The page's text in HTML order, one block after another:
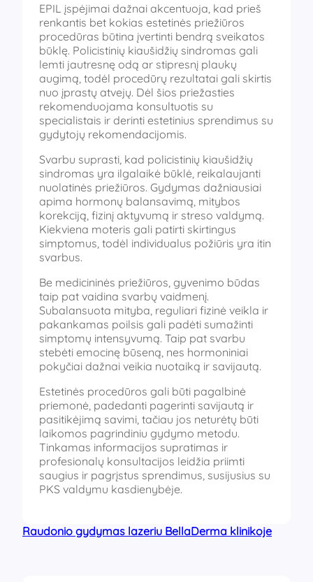
EPIL įspėjimai dažnai akcentuoja, kad prieš
renkantis bet kokias estetinės priežiūros
procedūras būtina įvertinti bendrą sveikatos
būklę. Policistinių kiaušidžių sindromas gali
lemti jautresnę odą ar stipresnį plaukų
augimą, todėl procedūrų rezultatai gali skirtis
nuo įprastų atvejų. Dėl šios priežasties
rekomenduojama konsultuotis su
specialistais ir derinti estetinius sprendimus su
gydytojų rekomendacijomis.
Svarbu suprasti, kad policistinių kiaušidžių
sindromas yra ilgalaikė būklė, reikalaujanti
nuolatinės priežiūros. Gydymas dažniausiai
apima hormonų balansavimą, mitybos
korekciją, fizinį aktyvumą ir streso valdymą.
Kiekviena moteris gali patirti skirtingus
simptomus, todėl individualus požiūris yra itin
svarbus.
Be medicininės priežiūros, gyvenimo būdas
taip pat vaidina svarbų vaidmenį.
Subalansuota mityba, reguliari fizinė veikla ir
pakankamas poilsis gali padėti sumažinti
simptomų intensyvumą. Taip pat svarbu
stebėti emocinę būseną, nes hormoniniai
pokyčiai dažnai veikia nuotaiką ir savijautą.
Estetinės procedūros gali būti pagalbinė
priemonė, padedanti pagerinti savijautą ir
pasitikėjimą savimi, tačiau jos neturėtų būti
laikomos pagrindiniu gydymo metodu.
Tinkamas informacijos supratimas ir
profesionalų konsultacijos leidžia priimti
saugius ir pagrįstus sprendimus, susijusius su
PKS valdymu kasdienybėje.
Raudonio gydymas lazeriu BellaDerma klinikoje